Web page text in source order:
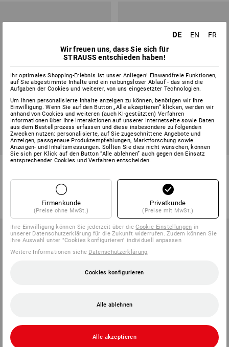
Scheibenwascher 21 cm
Variante
(m. MwSt.) ab 5 Stück
Milchtankbürste, weiß o. Stiel
(m. MwSt.) ab 10 Stück
DE EN
FR
Wir freuen uns, dass Sie sich für
STRAUSS entschieden haben!
Ihr optimales Shopping-Erlebnis ist unser Anliegen! Einwandfreie Funktionen,
auf Sie abgestimmte Inhalte und ein reibungsloser Ablauf - das sind die
Aufgaben der Cookies und weiterer, von uns eingesetzter Technologien.
Um Ihnen personalisierte Inhalte anzeigen zu können, benötigen wir Ihre
Einwilligung. Wenn Sie auf den Button „Alle akzeptieren“ klicken, werden wir
anhand von Cookies und weiteren (auch KI-gestützten) Verfahren
Informationen über Ihre Interaktionen auf unserer Internetseite sowie Daten
aus dem Bestellprozess erfassen und diese insbesondere zu folgenden
Zwecken nutzen: personalisierte, auf Sie zugeschnittene Angebote und
Anzeigen, passgenaue Produktempfehlungen, Marktforschung sowie
Anzeigen- und Inhaltsmessungen. Sollten Sie dies nicht wünschen, können
Sie sich per Klick auf den Button “Alle ablehnen” auch gegen den Einsatz
entsprechender Cookies und Verfahren entscheiden.
Firmenkunde
(Preise ohne MwSt.)
Privatkunde
(Preise mit MwSt.)
Ihre Einwilligung können Sie jederzeit über dieCookie-Einstellungen in
unserer Datenschutzerklärung für die Zukunft widerrufen. Zudem können Sie
Ihre Auswahl unter "Cookies konfigurieren" individuell anpassen
Weitere Informationen siehe Datenschutzerklärung.
Cookies konfigurieren
Alle ablehnen
Alle akzeptieren